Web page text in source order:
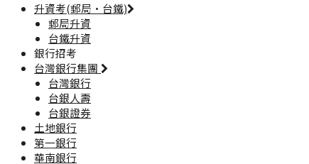
升資考(郵局·台鐵)
郵局升資
台鐵升資
銀行招考
台灣銀行集團
台灣銀行
台銀人壽
台銀證券
土地銀行
第一銀行
華南銀行